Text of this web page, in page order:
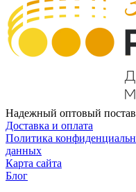
Надежный оптовый
Доставка и оплата
Политика
данных
Карта сайта
Блог